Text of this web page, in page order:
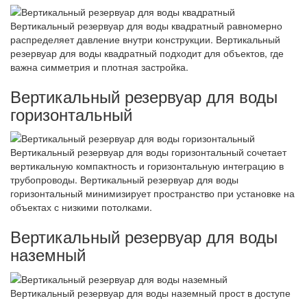
Вертикальный резервуар для воды квадратный равномерно
распределяет давление внутри конструкции. Вертикальный
резервуар для воды квадратный подходит для объектов, где
важна симметрия и плотная застройка.
Вертикальный резервуар для воды
горизонтальный
Вертикальный резервуар для воды горизонтальный сочетает
вертикальную компактность и горизонтальную интеграцию в
трубопроводы. Вертикальный резервуар для воды
горизонтальный минимизирует пространство при установке на
объектах с низкими потолками.
Вертикальный резервуар для воды
наземный
Вертикальный резервуар для воды наземный прост в доступе